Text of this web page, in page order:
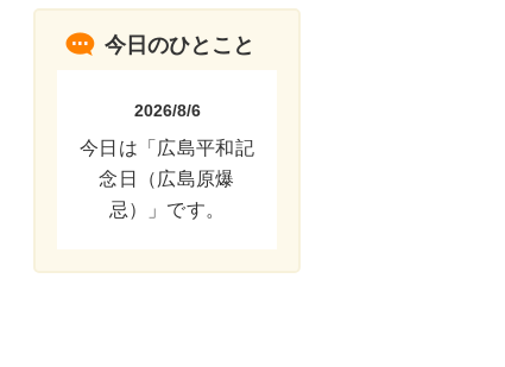
今日のひとこと
2026/8/6
今日は「広島平和記
念日（広島原爆
忌）」です。